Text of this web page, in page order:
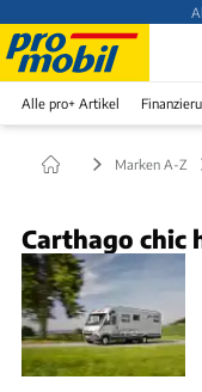
Alle pro+ Artikel
Marken A-Z
Carthago chic